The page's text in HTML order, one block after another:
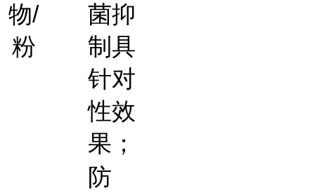
物/
粉
菌抑
制具
针对
性效
果；
防